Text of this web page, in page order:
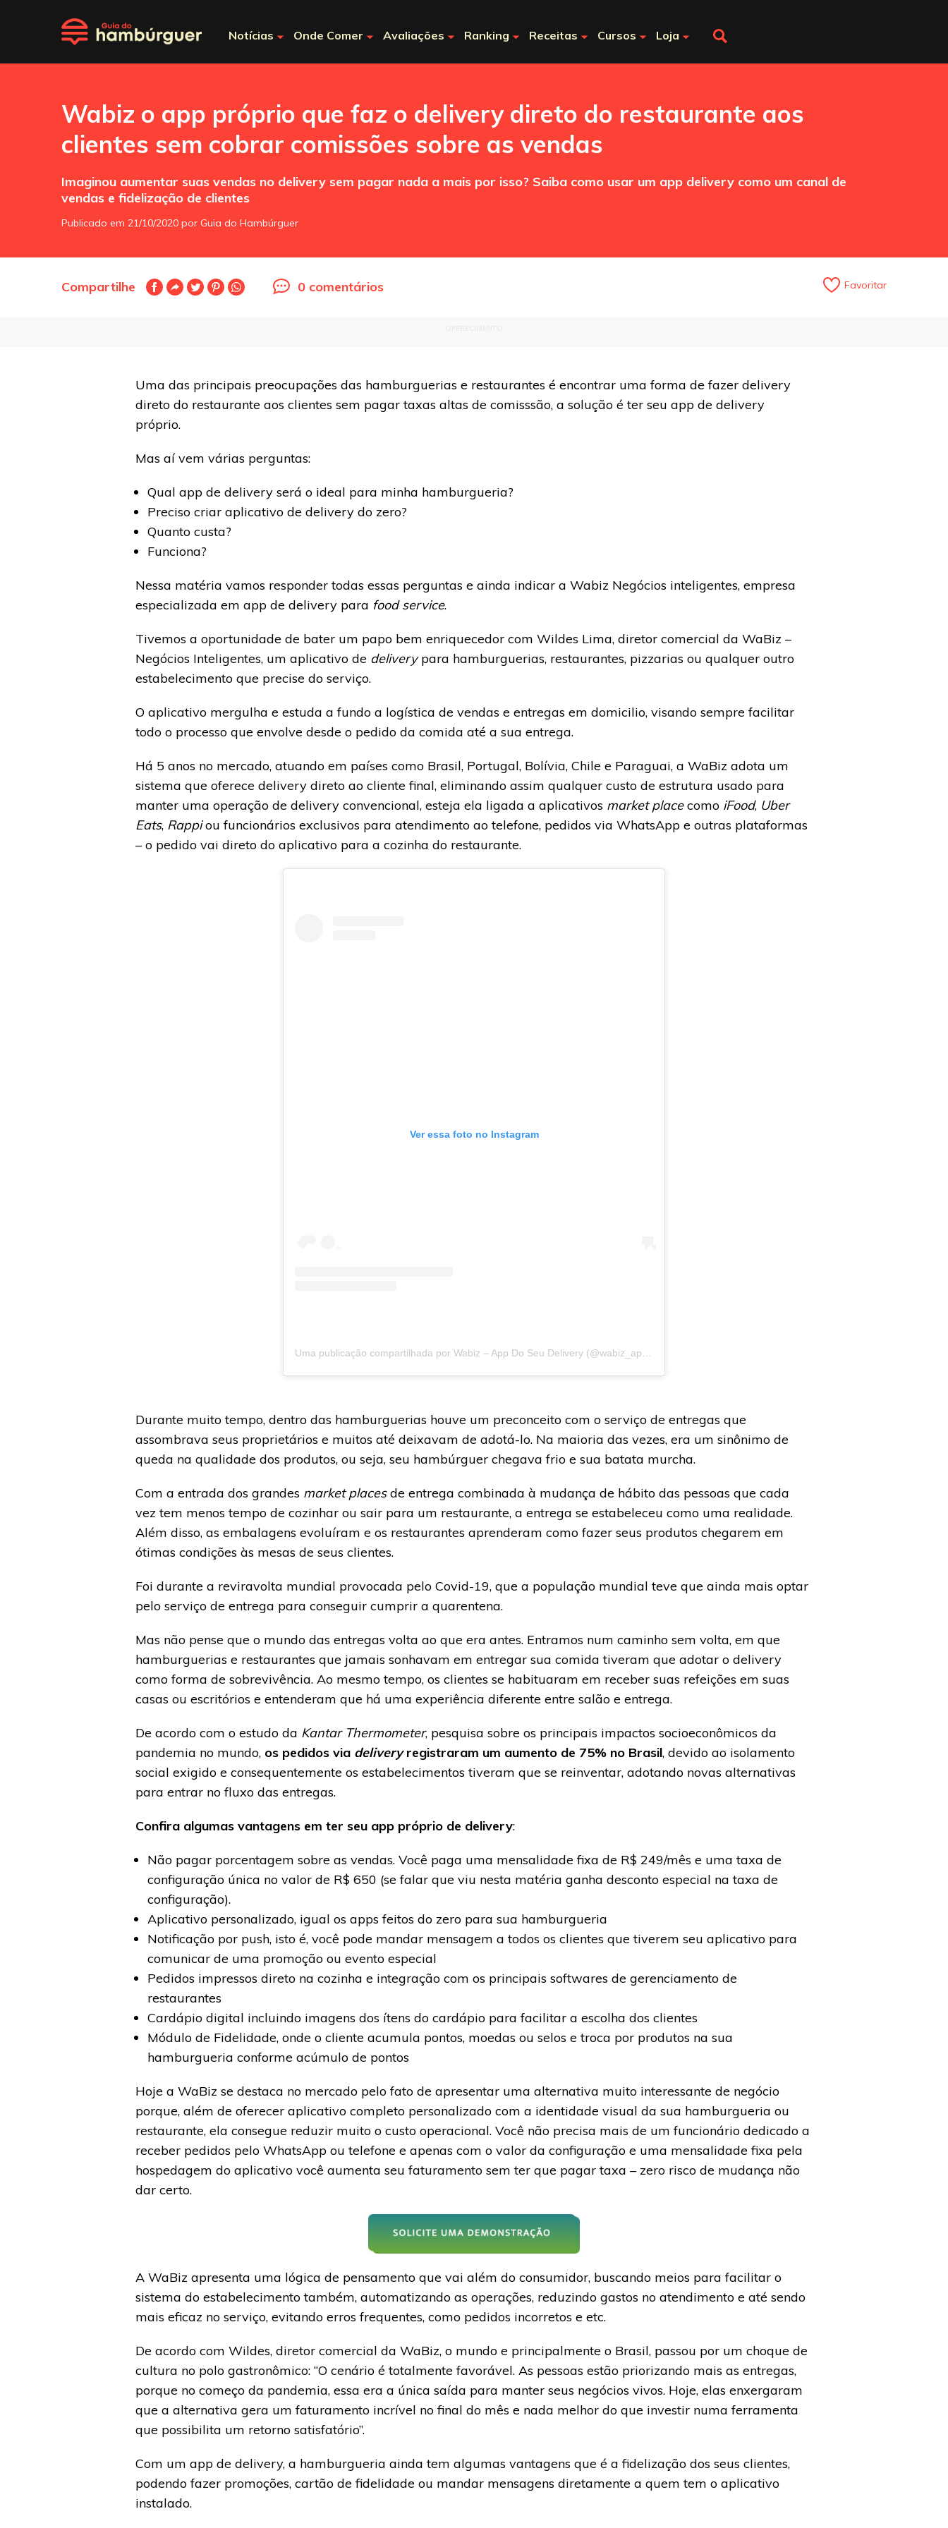
Notícias Onde Comer Avaliações Ranking Receitas Cursos Loja
Wabiz o app próprio que faz o delivery direto do restaurante aos
clientes sem cobrar comissões sobre as vendas
Imaginou aumentar suas vendas no delivery sem pagar nada a mais por isso? Saiba como usar um app delivery como um canal de
vendas e fidelização de clientes
Publicado em 21/10/2020 por Guia do Hambúrguer
Compartilhe 0 comentários Favoritar
Uma das principais preocupações das hamburguerias e restaurantes é encontrar uma forma de fazer delivery
direto do restaurante aos clientes sem pagar taxas altas de comisssão, a solução é ter seu app de delivery
próprio.
Mas aí vem várias perguntas:
Qual app de delivery será o ideal para minha hamburgueria?
Preciso criar aplicativo de delivery do zero?
Quanto custa?
Funciona?
Nessa matéria vamos responder todas essas perguntas e ainda indicar a Wabiz Negócios inteligentes, empresa
especializada em app de delivery para food service.
Tivemos a oportunidade de bater um papo bem enriquecedor com Wildes Lima, diretor comercial da WaBiz –
Negócios Inteligentes, um aplicativo de deliverypara hamburguerias, restaurantes, pizzarias ou qualquer outro
estabelecimento que precise do serviço.
O aplicativo mergulha e estuda a fundo a logística de vendas e entregas em domicilio, visando sempre facilitar
todo o processo que envolve desde o pedido da comida até a sua entrega.
Há 5 anos no mercado, atuando em países como Brasil, Portugal, Bolívia, Chile e Paraguai, a WaBiz adota um
sistema que oferece delivery direto ao cliente final, eliminando assim qualquer custo de estrutura usado para
manter uma operação de delivery convencional, esteja ela ligada a aplicativos market placecomo iFood, Uber
Eats, Rappiou funcionários exclusivos para atendimento ao telefone, pedidos via WhatsApp e outras plataformas
– o pedido vai direto do aplicativo para a cozinha do restaurante.
Ver essa foto no Instagram
Durante muito tempo, dentro das hamburguerias houve um preconceito com o serviço de entregas que
assombrava seus proprietários e muitos até deixavam de adotá-lo. Na maioria das vezes, era um sinônimo de
queda na qualidade dos produtos, ou seja, seu hambúrguer chegava frio e sua batata murcha.
Com a entrada dos grandes market placesde entrega combinada à mudança de hábito das pessoas que cada
vez tem menos tempo de cozinhar ou sair para um restaurante, a entrega se estabeleceu como uma realidade.
Além disso, as embalagens evoluíram e os restaurantes aprenderam como fazer seus produtos chegarem em
ótimas condições às mesas de seus clientes.
Foi durante a reviravolta mundial provocada pelo Covid-19, que a população mundial teve que ainda mais optar
pelo serviço de entrega para conseguir cumprir a quarentena.
Mas não pense que o mundo das entregas volta ao que era antes. Entramos num caminho sem volta, em que
hamburguerias e restaurantes que jamais sonhavam em entregar sua comida tiveram que adotar o delivery
como forma de sobrevivência. Ao mesmo tempo, os clientes se habituaram em receber suas refeições em suas
casas ou escritórios e entenderam que há uma experiência diferente entre salão e entrega.
De acordo com o estudo da Kantar Thermometer, pesquisa sobre os principais impactos socioeconômicos da
pandemia no mundo, os pedidos via deliveryregistraram um aumento de 75% no Brasil, devido ao isolamento
social exigido e consequentemente os estabelecimentos tiveram que se reinventar, adotando novas alternativas
para entrar no fluxo das entregas.
Confira algumas vantagens em ter seu app próprio de delivery:
Não pagar porcentagem sobre as vendas. Você paga uma mensalidade fixa de R$ 249/mês e uma taxa de
configuração única no valor de R$ 650 (se falar que viu nesta matéria ganha desconto especial na taxa de
configuração).
Aplicativo personalizado, igual os apps feitos do zero para sua hamburgueria
Notificação por push, isto é, você pode mandar mensagem a todos os clientes que tiverem seu aplicativo para
comunicar de uma promoção ou evento especial
Pedidos impressos direto na cozinha e integração com os principais softwares de gerenciamento de
restaurantes
Cardápio digital incluindo imagens dos ítens do cardápio para facilitar a escolha dos clientes
Módulo de Fidelidade, onde o cliente acumula pontos, moedas ou selos e troca por produtos na sua
hamburgueria conforme acúmulo de pontos
Hoje a WaBiz se destaca no mercado pelo fato de apresentar uma alternativa muito interessante de negócio
porque, além de oferecer aplicativo completo personalizado com a identidade visual da sua hamburgueria ou
restaurante, ela consegue reduzir muito o custo operacional. Você não precisa mais de um funcionário dedicado a
receber pedidos pelo WhatsApp ou telefone e apenas com o valor da configuração e uma mensalidade fixa pela
hospedagem do aplicativo você aumenta seu faturamento sem ter que pagar taxa – zero risco de mudança não
dar certo.
A WaBiz apresenta uma lógica de pensamento que vai além do consumidor, buscando meios para facilitar o
sistema do estabelecimento também, automatizando as operações, reduzindo gastos no atendimento e até sendo
mais eficaz no serviço, evitando erros frequentes, como pedidos incorretos e etc.
De acordo com Wildes, diretor comercial da WaBiz, o mundo e principalmente o Brasil, passou por um choque de
cultura no polo gastronômico: “O cenário é totalmente favorável. As pessoas estão priorizando mais as entregas,
porque no começo da pandemia, essa era a única saída para manter seus negócios vivos. Hoje, elas enxergaram
que a alternativa gera um faturamento incrível no final do mês e nada melhor do que investir numa ferramenta
que possibilita um retorno satisfatório”.
Com um app de delivery, a hamburgueria ainda tem algumas vantagens que é a fidelização dos seus clientes,
podendo fazer promoções, cartão de fidelidade ou mandar mensagens diretamente a quem tem o aplicativo
instalado.